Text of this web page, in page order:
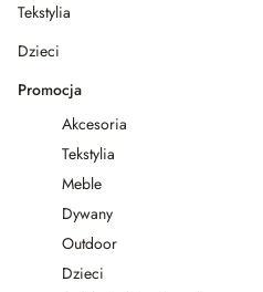
Tekstylia
Dzieci
Promocja
Akcesoria
Tekstylia
Meble
Dywany
Outdoor
Dzieci